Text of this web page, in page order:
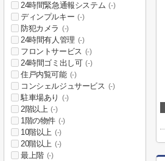
24時間緊急通報システム (-)
ディンプルキー (-)
防犯カメラ (-)
24時間有人管理 (-)
フロントサービス (-)
24時間ゴミ出し可 (-)
住戸内覧可能 (-)
コンシェルジュサービス (-)
駐車場あり (-)
2階以上 (-)
1階の物件 (-)
10階以上 (-)
20階以上 (-)
最上階 (-)